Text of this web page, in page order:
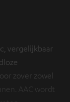
vergelijkbaar
zover zowel
AAC wordt